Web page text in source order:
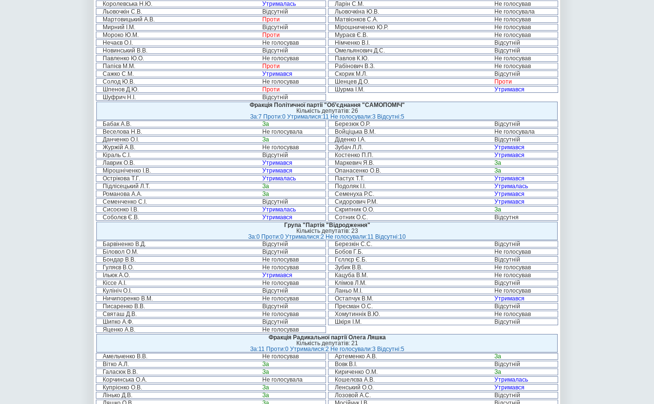
Королевська Н.Ю.
Утрималась Ларін С.М.
Не голосував
Льовочкін С.В.
Відсутній Льовочкіна Ю.В.
Не голосувала
Мартовицький А.В.
Проти Матвієнков С.А.
Не голосував
Мирний І.М.
Відсутній Мірошниченко Ю.Р.
Не голосував
Мороко Ю.М.
Проти Мураєв Є.В.
Не голосував
Нечаєв О.І.
Не голосував Німченко В.І.
Відсутній
Новинський В.В.
Відсутній Омельянович Д.С.
Відсутній
Павленко Ю.О.
Не голосував Павлов К.Ю.
Не голосував
Папієв М.М.
Проти Рабінович В.З.
Не голосував
Сажко С.М.
Утримався Скорик М.Л.
Відсутній
Солод Ю.В.
Не голосував Шенцев Д.О.
Проти
Шпенов Д.Ю.
Проти Шурма І.М.
Утримався
Шуфрич Н.І.
Відсутній
Фракція Політичної партії "Об’єднання "САМОПОМІЧ"
Кількість депутатів: 26
За:7 Проти:0 Утрималися:11 Не голосували:3 Відсутні:5
Бабак А.В.
За Березюк О.Р.
Відсутній
Веселова Н.В.
Не голосувала Войціцька В.М.
Не голосувала
Данченко О.І.
За Діденко І.А.
Відсутній
Журжій А.В.
Не голосував Зубач Л.Л.
Утримався
Кіраль С.І.
Відсутній Костенко П.П.
Утримався
Лаврик О.В.
Утримався Маркевич Я.В.
За
Мірошніченко І.В.
Утримався Опанасенко О.В.
За
Острікова Т.Г.
Утрималась Пастух Т.Т.
Утримався
Підлісецький Л.Т.
За Подоляк І.І.
Утрималась
Романова А.А.
За Семенуха Р.С.
Утримався
Семенченко С.І.
Відсутній Сидорович Р.М.
Утримався
Сисоєнко І.В.
Утрималась Скрипник О.О.
За
Соболєв Є.В.
Утримався Сотник О.С.
Відсутня
Група "Партія "Відродження"
Кількість депутатів: 23
За:0 Проти:0 Утрималися:2 Не голосували:11 Відсутні:10
Барвіненко В.Д.
Відсутній Березкін С.С.
Відсутній
Біловол О.М.
Відсутній Бобов Г.Б.
Не голосував
Бондар В.В.
Не голосував Гєллєр Є.Б.
Відсутній
Гуляєв В.О.
Не голосував Зубик В.В.
Не голосував
Ільюк А.О.
Утримався Кацуба В.М.
Не голосував
Кіссе А.І.
Не голосував Клімов Л.М.
Відсутній
Кулініч О.І.
Відсутній Ланьо М.І.
Не голосував
Ничипоренко В.М.
Не голосував Остапчук В.М.
Утримався
Писаренко В.В.
Відсутній Пресман О.С.
Відсутній
Святаш Д.В.
Не голосував Хомутиннік В.Ю.
Не голосував
Шипко А.Ф.
Відсутній Шкіря І.М.
Відсутній
Яценко А.В.
Не голосував
Фракція Радикальної партії Олега Ляшка
Кількість депутатів: 21
За:11 Проти:0 Утрималися:2 Не голосували:3 Відсутні:5
Амельченко В.В.
Не голосував Артеменко А.В.
За
Вітко А.Л.
За Вовк В.І.
Відсутній
Галасюк В.В.
За Кириченко О.М.
За
Корчинська О.А.
Не голосувала Кошелєва А.В.
Утрималась
Купрієнко О.В.
За Ленський О.О.
Утримався
Лінько Д.В.
За Лозовой А.С.
Відсутній